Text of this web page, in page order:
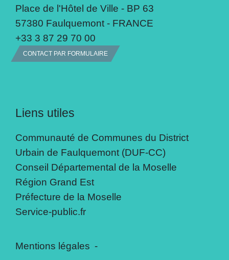
Place de l'Hôtel de Ville - BP 63
57380 Faulquemont - FRANCE
+33 3 87 29 70 00
CONTACT PAR FORMULAIRE
Liens utiles
Communauté de Communes du District
Urbain de Faulquemont (DUF-CC)
Conseil Départemental de la Moselle
Région Grand Est
Préfecture de la Moselle
Service-public.fr
Mentions légales -